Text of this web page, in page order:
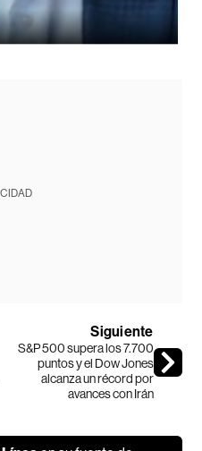
Siguiente
S&P 500 supera los 7.700
puntos y el Dow Jones
alcanza un récord por
avances con Irán